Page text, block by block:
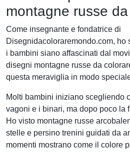
montagne russe
Come insegnante e fondatrice di
Disegnidacoloraremondo.com, ho
i bambini siano affascinati dal
disegni montagne russe da
questa meraviglia in modo
Molti bambini iniziano scegliendo
vagoni e i binari, ma dopo poco la
Ho visto montagne russe
stelle e persino trenini guidati da
momenti mostrano come il colore